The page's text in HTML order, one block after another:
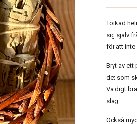
Torkad
sig själv
för att inte
Bryt av ett
det som
Väldigt
slag.
Också